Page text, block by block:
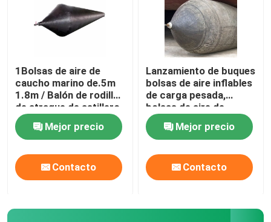
Bolsas elevadoras submarinas
Ayudante de elevación de botes
bolsa de peso de agua
Bolsas de agua para pruebas de carga de grúa
1Bolsas de aire de
caucho marino de.5m
1.8m / Balón de rodillo
de atraque de astillero
para el lanzamiento de
buquesMejor precio
Contacto
Lanzamiento de buques
bolsas de aire inflables
de carga pesada,
bolsas de aire de
elevación de buques de
marinaMejor precio
Contacto